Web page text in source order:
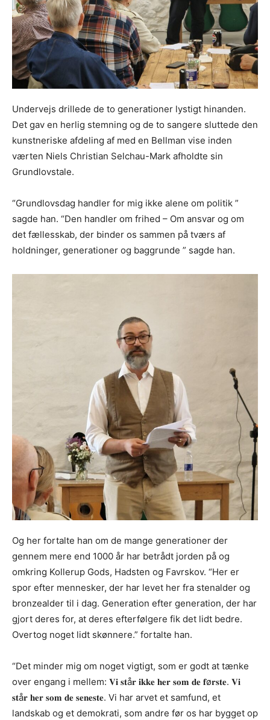
Undervejs drillede de to generationer lystigt hinanden.
Det gav en herlig stemning og de to sangere sluttede den
kunstneriske afdeling af med en Bellman vise inden
værten Niels Christian Selchau-Mark afholdte sin
Grundlovstale.
“Grundlovsdag handler for mig ikke alene om politik ”
sagde han. “Den handler om frihed – Om ansvar og om
det fællesskab, der binder os sammen på tværs af
holdninger, generationer og baggrunde ” sagde han.
Og her fortalte han om de mange generationer der
gennem mere end 1000 år har betrådt jorden på og
omkring Kollerup Gods, Hadsten og Favrskov. “Her er
spor efter mennesker, der har levet her fra stenalder og
bronzealder til i dag. Generation efter generation, der har
gjort deres for, at deres efterfølgere fik det lidt bedre.
Overtog noget lidt skønnere.” fortalte han.
“Det minder mig om noget vigtigt, som er godt at tænke
over engang i mellem: 𝐕𝐢 𝐬𝐭å𝐫 𝐢𝐤𝐤𝐞 𝐡𝐞𝐫 𝐬𝐨𝐦 𝐝𝐞 𝐟ø𝐫𝐬𝐭𝐞. 𝐕𝐢
𝐬𝐭å𝐫 𝐡𝐞𝐫 𝐬𝐨𝐦 𝐝𝐞 𝐬𝐞𝐧𝐞𝐬𝐭𝐞. Vi har arvet et samfund, et
landskab og et demokrati, som andre før os har bygget op